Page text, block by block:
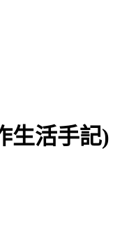
生活手記)